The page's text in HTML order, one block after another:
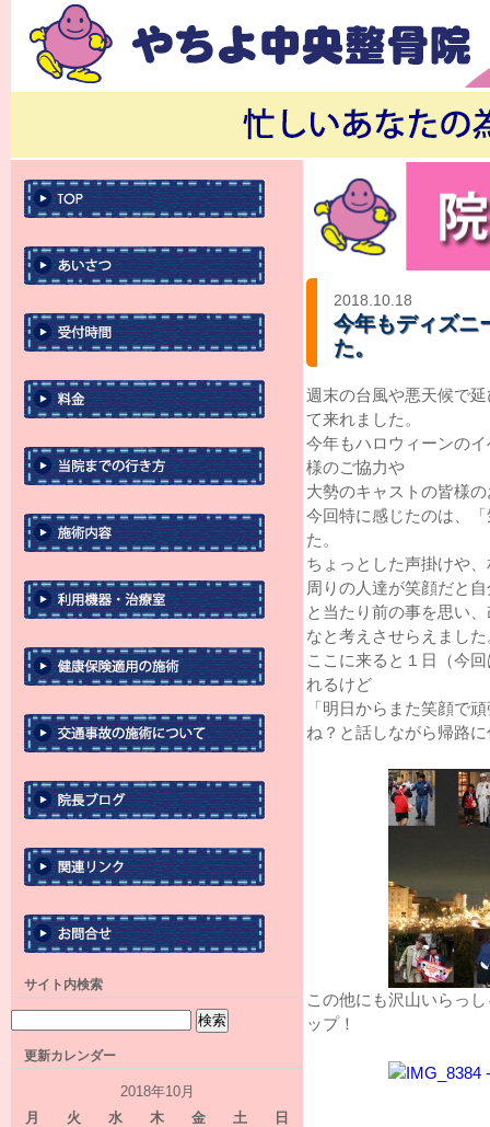
サイト内検索
更新カレンダー
2018年10月
月
火 水 木 金 土
日
2018.10.18
今年もディズニ
た。
週末の台風や悪天候で
て来れました。
今年もハロウィーンの
様のご協力や
大勢のキャストの皆様
今回特に感じたのは、
た。
ちょっとした声掛けや
周りの人達が笑顔だと
と当たり前の事を思い
なと考えさせらえました
ここに来ると１日（今
れるけど
「明日からまた笑顔で
ね？と話しながら帰路
この他にも沢山いらっ
ップ！